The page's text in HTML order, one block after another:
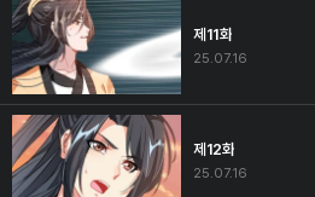
제11화
25.07.16
제12화
25.07.16